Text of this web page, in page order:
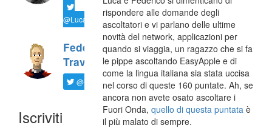
@LucaTNT
Federico
Travaini
@ftrava
Iscriviti
rispondere alle domande degli
ascoltatori e vi parlano delle ultime
novità del network, applicazioni per
quando si viaggia, un ragazzo che si fa
le pippe ascoltando EasyApple e di
come la lingua italiana sia stata uccisa
nel corso di queste 160 puntate. Ah, se
ancora non avete osato ascoltare i
Fuori Onda,quello di questa puntata è
il più malato di sempre.